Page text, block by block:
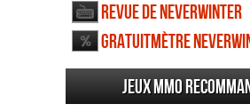
Revue de Neverwinter
Gratuitmètre
Jeux MMO